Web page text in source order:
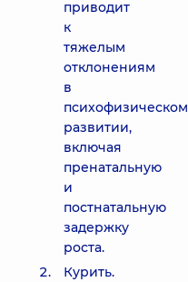
приводит
к
тяжелым
отклонениям
в
психофизическом
развитии,
включая
пренатальную
и
постнатальную
задержку
роста.
Курить.